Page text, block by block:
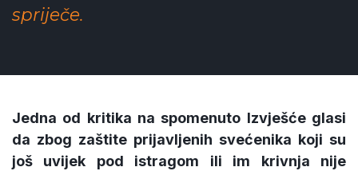
spriječe.
Jedna od kritika na spomenuto Izvješće glasi
da zbog zaštite prijavljenih svećenika koji su
još uvijek pod istragom ili im krivnja nije